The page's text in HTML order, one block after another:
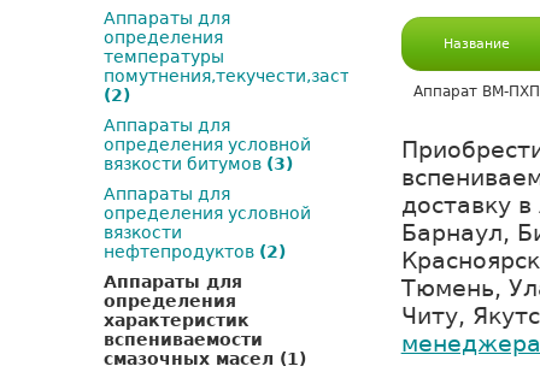
Название
Аппарат ВМ-ПХП
доставку
Барнаул,
Тюмень,
Читу,
Аппараты для
определения
температуры
помутнения,текучести,застывания
(2)
Аппараты для
определения условной
вязкости битумов (3)
Аппараты для
определения условной
вязкости
нефтепродуктов (2)
Аппараты для
определения
характеристик
вспениваемости
смазочных масел (1)